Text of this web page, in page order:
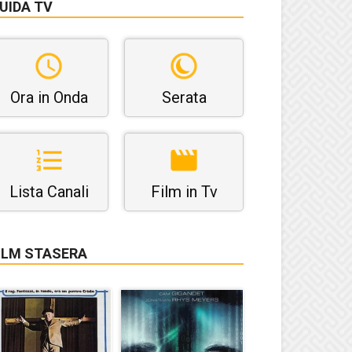
TV
Ora in Onda Serata
Lista Canali Film in Tv
STASERA